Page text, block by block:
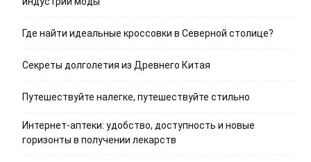
Где найти идеальные кроссовки в Северной столице?
Секреты долголетия из Древнего Китая
Путешествуйте налегке, путешествуйте стильно
Интернет-аптеки: удобство, доступность и новые
горизонты в получении лекарств